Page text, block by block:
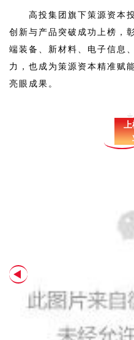
高投集团旗下策源资本
创新与产品突破成功上榜，
端装备、新材料、电子信息
力，也成为策源资本精准赋
亮眼成果。
上